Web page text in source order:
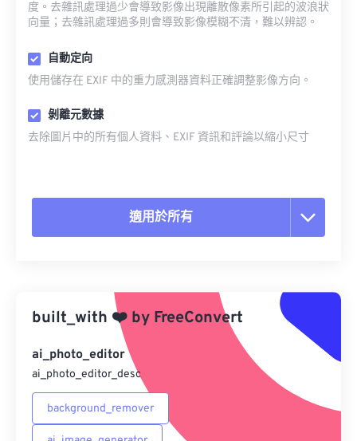
度。去雜訊處理過少會導致影像出現離散像素所引起的波浪狀
向量；去雜訊處理過多則會導致影像模糊不清，難以辨認。
自動定向
使用儲存在 EXIF 中的重力感測器資料正確調整影像方向。
剝離元數據
去除圖片中的所有個人資料、EXIF 資訊和評論以縮小尺寸
適用於所有
另存為預設
built_with ❤️ by FreeConvert
ai_photo_editor
ai_photo_editor_desc
background_remover